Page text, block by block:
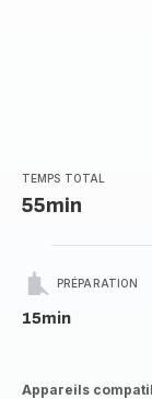
TEMPS TOTAL
55min
PRÉPARATION
15min
Appareils